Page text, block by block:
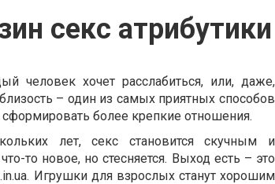
секс атрибутики
человек хочет расслабиться, или, даже,
– один из самых приятных способов
более крепкие отношения.
лет, секс становится скучным и
то новое, но стесняется. Выход есть – это
Игрушки для взрослых станут хорошим